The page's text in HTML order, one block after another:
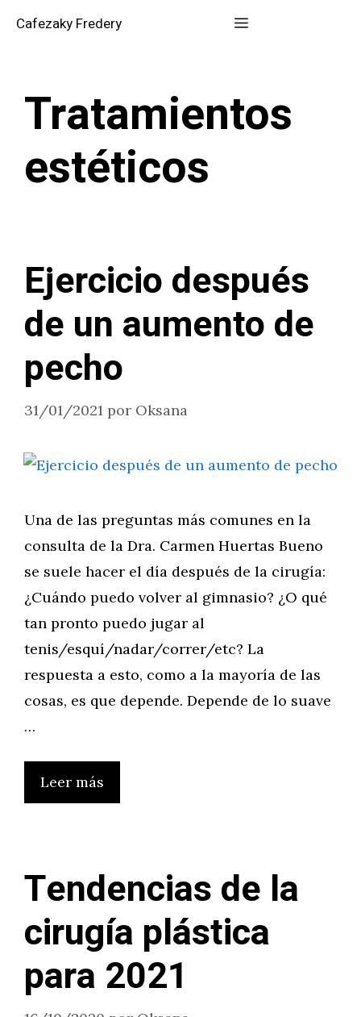
Cafezaky Fredery Menú
Tratamientos
estéticos
Ejercicio después
de un aumento de
pecho
31/01/2021 por Oksana
Una de las preguntas más comunes en la
consulta de la Dra. Carmen Huertas Bueno
se suele hacer el día después de la cirugía:
¿Cuándo puedo volver al gimnasio? ¿O qué
tan pronto puedo jugar al
tenis/esquí/nadar/correr/etc? La
respuesta a esto, como a la mayoría de las
cosas, es que depende. Depende de lo suave
…
Leer más
Tendencias de la
cirugía plástica
para 2021